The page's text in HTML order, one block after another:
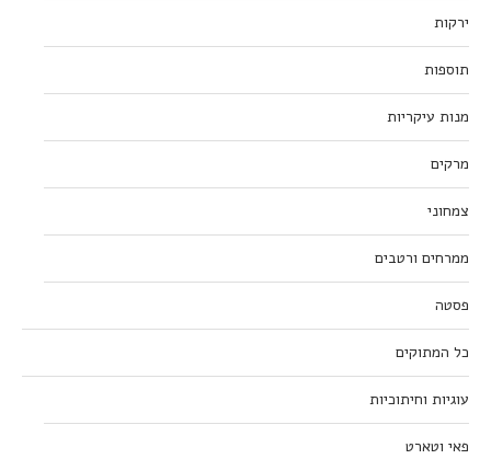
ירקות
תוספות
מנות עיקריות
מרקים
צמחוני
ממרחים ורטבים
פסטה
כל המתוקים
עוגיות וחיתוכיות
פאי וטארט